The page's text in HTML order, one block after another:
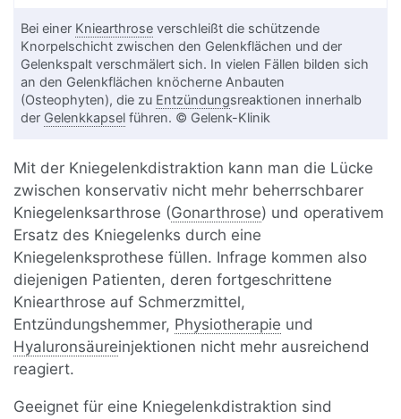
Bei einer Kniearthrose verschleißt die schützende
Knorpelschicht zwischen den Gelenkflächen und der
Gelenkspalt verschmälert sich. In vielen Fällen bilden sich
an den Gelenkflächen knöcherne Anbauten
(Osteophyten), die zu Entzündungsreaktionen innerhalb
der Gelenkkapsel führen. © Gelenk-Klinik
Mit der Kniegelenkdistraktion kann man die Lücke
zwischen konservativ nicht mehr beherrschbarer
Kniegelenksarthrose (Gonarthrose) und operativem
Ersatz des Kniegelenks durch eine
Kniegelenksprothese füllen. Infrage kommen also
diejenigen Patienten, deren fortgeschrittene
Kniearthrose auf Schmerzmittel,
Entzündungshemmer, Physiotherapie und
Hyaluronsäureinjektionen nicht mehr ausreichend
reagiert.
Geeignet für eine Kniegelenkdistraktion sind